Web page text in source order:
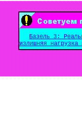
Базель 3:
излишняя нагрузка